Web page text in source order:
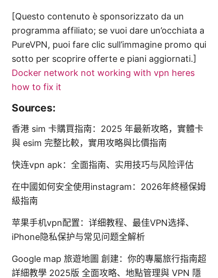
[Questo contenuto è sponsorizzato da un
programma affiliato; se vuoi dare un’occhiata a
PureVPN, puoi fare clic sull’immagine promo qui
sotto per scoprire offerte e piani aggiornati.]
Docker network not working with vpn heres
how to fix it
Sources:
香港 sim 卡購買指南：2025 年最新攻略，實體卡
與 esim 完整比較，實用攻略與比價指南
快连vpn apk：全面指南、实用技巧与风险评估
在中國如何安全使用instagram：2026年終極保姆
級指南
苹果手机vpn配置：详细教程、最佳VPN选择、
iPhone隐私保护与常见问题全解析
Google map 旅遊地圖 創建：你的專屬旅行指南超
詳細教學 2025版 全面攻略、地點管理與 VPN 隱